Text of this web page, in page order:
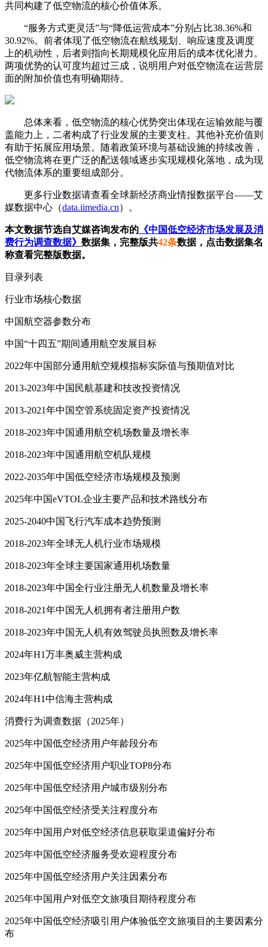
共同构建了低空物流的核心价值体系。
“服务方式更灵活”与“降低运营成本”分别占比38.36%和
30.92%。前者体现了低空物流在航线规划、响应速度及调度
上的机动性，后者则指向长期规模化应用后的成本优化潜力。
两项优势的认可度均超过三成，说明用户对低空物流在运营层
面的附加价值也有明确期待。
总体来看，低空物流的核心优势突出体现在运输效能与覆
盖能力上，二者构成了行业发展的主要支柱。其他补充价值则
有助于拓展应用场景。随着政策环境与基础设施的持续改善，
低空物流将在更广泛的配送领域逐步实现规模化落地，成为现
代物流体系的重要组成部分。
更多行业数据请查看全球新经济商业情报数据平台——艾
媒数据中心（data.iimedia.cn）。
本文数据节选自艾媒咨询发布的 《中国低空经济市场发展及消
费行为调查数据》 数据集，完整版共42条数据，点击数据集名
称查看完整版数据。
目录列表
行业市场核心数据
中国航空器参数分布
中国“十四五”期间通用航空发展目标
2022年中国部分通用航空规模指标实际值与预期值对比
2013-2023年中国民航基建和技改投资情况
2013-2021年中国空管系统固定资产投资情况
2018-2023年中国通用航空机场数量及增长率
2018-2023年中国通用航空机队规模
2022-2035年中国低空经济市场规模及预测
2025年中国eVTOL企业主要产品和技术路线分布
2025-2040中国飞行汽车成本趋势预测
2018-2023年全球无人机行业市场规模
2018-2023年全球主要国家通用机场数量
2018-2023年中国全行业注册无人机数量及增长率
2018-2021年中国无人机拥有者注册用户数
2018-2023年中国无人机有效驾驶员执照数及增长率
2024年H1万丰奥威主营构成
2023年亿航智能主营构成
2024年H1中信海主营构成
消费行为调查数据（2025年）
2025年中国低空经济用户年龄段分布
2025年中国低空经济用户职业TOP8分布
2025年中国低空经济用户城市级别分布
2025年中国低空经济受关注程度分布
2025年中国用户对低空经济信息获取渠道偏好分布
2025年中国低空经济服务受欢迎程度分布
2025年中国低空经济用户关注因素分布
2025年中国用户对低空文旅项目期待程度分布
2025年中国低空经济吸引用户体验低空文旅项目的主要因素分
布